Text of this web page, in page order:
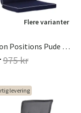
Flere varianter
Selection Positions Pude 45 Marineblå
975 kr
levering